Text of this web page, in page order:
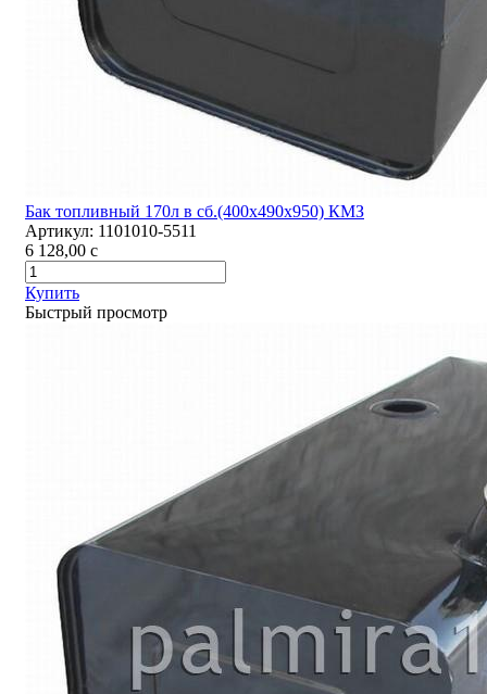
Бак топливный 170л в сб.(400х490х950) КМЗ
Артикул: 1101010-5511
6 128,00 c
Купить
Быстрый просмотр